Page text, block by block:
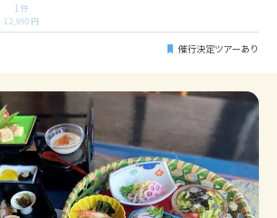
1件
12,990円
催行決定ツアーあり